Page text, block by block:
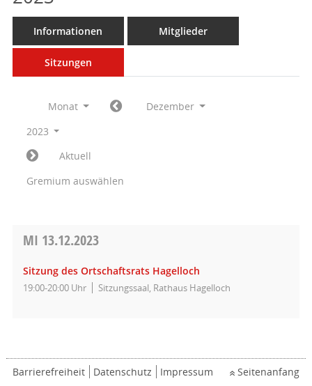
Informationen Mitglieder
Sitzungen
Monat
Dezember
2023
Aktuell
Gremium auswählen
MI 13.12.2023
Sitzung des Ortschaftsrats Hagelloch
19:00-20:00 Uhr Sitzungssaal, Rathaus Hagelloch
Barrierefreiheit Datenschutz Impressum Seitenanfang